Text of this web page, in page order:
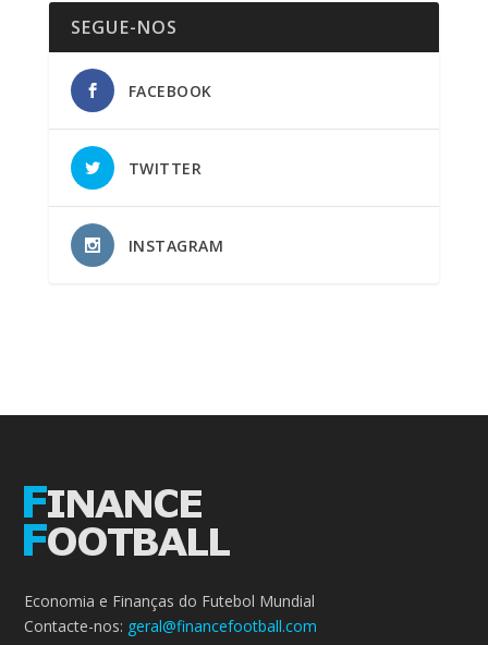
SEGUE-NOS
FACEBOOK
TWITTER
INSTAGRAM
Economia e Finanças do Futebol Mundial
Contacte-nos: geral@financefootball.com